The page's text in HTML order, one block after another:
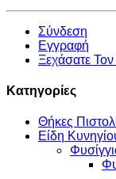
Σύνδεση
Εγγραφή
Ξεχάσατε
Κατηγορίες
Θήκες
Είδη